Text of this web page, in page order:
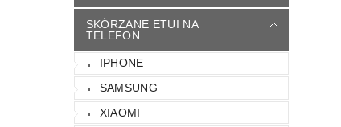
SKÓRZANE ETUI NA
TELEFON
IPHONE
SAMSUNG
XIAOMI